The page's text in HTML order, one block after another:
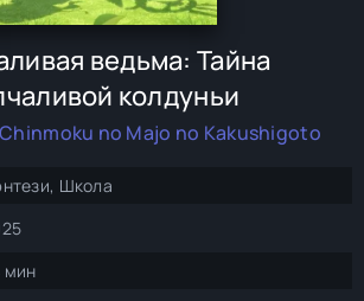
ведьма: Тайна
колдуньи
no Majo no Kakushigoto
Школа
мин